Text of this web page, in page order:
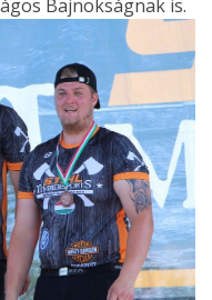
Bajnokságnak is.